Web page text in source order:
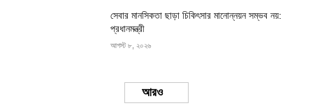
সেবার মানসিকতা ছাড়া চিকিৎসার মানোন্নয়ন সম্ভব নয়:
প্রধানমন্ত্রী
আগস্ট ৮, ২০২৬
Load more